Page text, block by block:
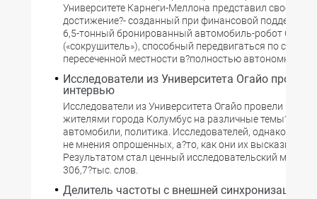
Университете Карнеги-Меллона представил свое
достижение?- созданный при финансовой поддержке
6,5-тонный бронированный автомобиль-робот
(«сокрушитель»), способный передвигаться по сильно
пересеченной местности в?полностью автономном
Исследователи из Университета Огайо провели
интервью
Исследователи из Университета Огайо провели
жителями города Колумбус на различные темы?-
автомобили, политика. Исследователей, однако,
не мнения опрошенных, а?то, как они их
Результатом стал ценный исследовательский
306,7?тыс. слов.
Делитель частоты с внешней синхронизацией